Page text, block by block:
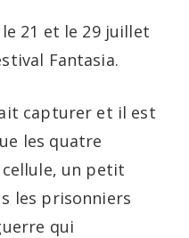
21 et le 29 juillet
Fantasia.
capturer et il est
les quatre
cellule, un petit
les prisonniers
qui